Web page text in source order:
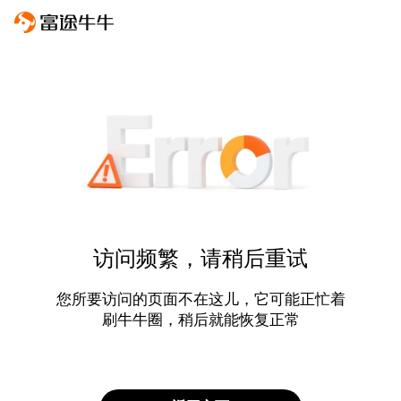
访问频繁，请稍后重试
您所要访问的页面不在这儿，它可能正忙着
刷牛牛圈，稍后就能恢复正常